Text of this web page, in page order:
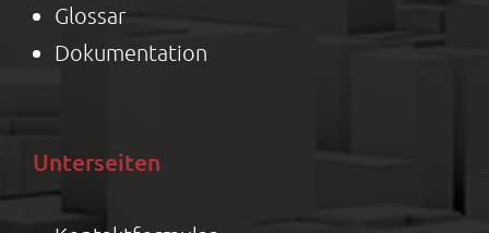
Glossar
Dokumentation
Unterseiten